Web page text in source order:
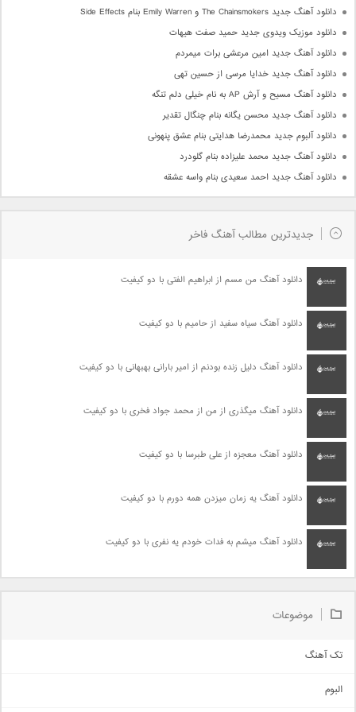
دانلود آهنگ جدید The Chainsmokers و Emily Warren بنام Side Effects
دانلود موزیک ویدوی جدید حمید صفت هیهات
دانلود آهنگ جدید امین مرعشی برات میمردم
دانلود آهنگ جدید خدایا مرسی از حسین تهی
دانلود آهنگ مسیح و آرش AP به نام خیلی دلم تنگه
دانلود آهنگ جدید محسن یگانه بنام چنگال تقدیر
دانلود آلبوم جدید محمدرضا هدایتی بنام عشق پنهونی
دانلود آهنگ جدید محمد علیزاده بنام گلودرد
دانلود آهنگ جدید احمد سعیدی بنام واسه عشقه
جدیدترین مطالب آهنگ فاخر
دانلود آهنگ من مسم از ابراهیم الفتی با دو کیفیت
دانلود آهنگ سیاه سفید از حامیم با دو کیفیت
دانلود آهنگ دلیل زنده بودنم از امیر بارانی بهبهانی با دو کیفیت
دانلود آهنگ میگذری از من از محمد جواد فخری با دو کیفیت
دانلود آهنگ معجزه از علی طبرسا با دو کیفیت
دانلود آهنگ یه زمان میزدن همه دورم با دو کیفیت
دانلود آهنگ میشم به فدات خودم یه نفری با دو کیفیت
موضوعات
تک آهنگ
البوم